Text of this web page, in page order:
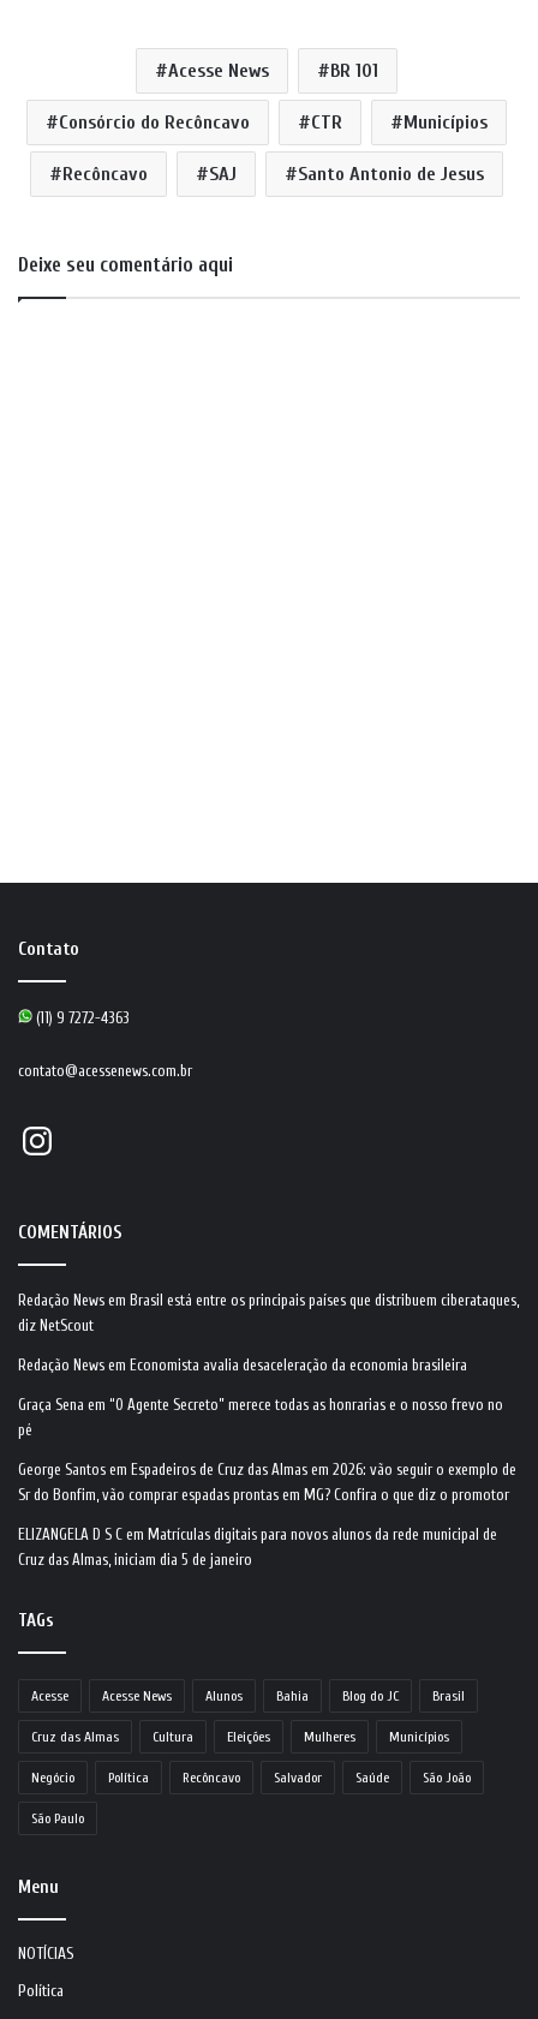
Acesse News BR 101
Consórcio do Recôncavo CTR Municípios
Recôncavo SAJ Santo Antonio de Jesus
Deixe seu comentário aqui
Contato
(11) 9 7272-4363
contato@acessenews.com.br
Instagram
COMENTÁRIOS
Redação News em Brasil está entre os principais países que distribuem ciberataques,
diz NetScout
Redação News em Economista avalia desaceleração da economia brasileira
Graça Sena em “O Agente Secreto” merece todas as honrarias e o nosso frevo no
pé
George Santos em Espadeiros de Cruz das Almas em 2026: vão seguir o exemplo de
Sr do Bonfim, vão comprar espadas prontas em MG? Confira o que diz o promotor
ELIZANGELA D S C em Matrículas digitais para novos alunos da rede municipal de
Cruz das Almas, iniciam dia 5 de janeiro
TAGs
Acesse Acesse News Alunos Bahia Blog do JC Brasil
Cruz das Almas Cultura Eleições Mulheres Municípios
Negócio Política Recôncavo Salvador Saúde São João
São Paulo
Menu
NOTÍCIAS
Política